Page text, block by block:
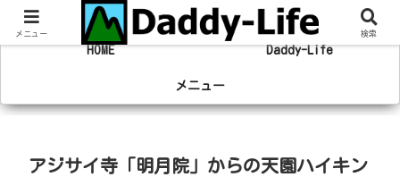
趣味の登山やマラソン、旅行の事を綴るブログ
HOME Daddy-Life
メニュー
アジサイ寺「明月院」からの天園ハイキン
メニュー 検索